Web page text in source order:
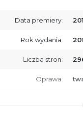
Data premiery:
Rok wydania:
Liczba stron:
Oprawa: